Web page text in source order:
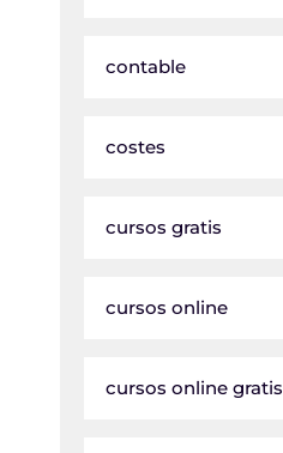
contable
costes
cursos gratis
cursos online
cursos online gratis